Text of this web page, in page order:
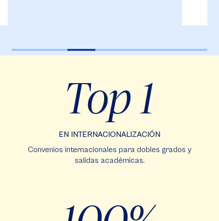
Top 1
EN INTERNACIONALIZACIÓN
Convenios internacionales para dobles grados y
salidas académicas.